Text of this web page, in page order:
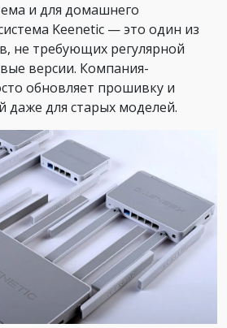
и для домашнего
Keenetic — это один из
не требующих регулярной
версии. Компания-
обновляет прошивку и
даже для старых моделей.